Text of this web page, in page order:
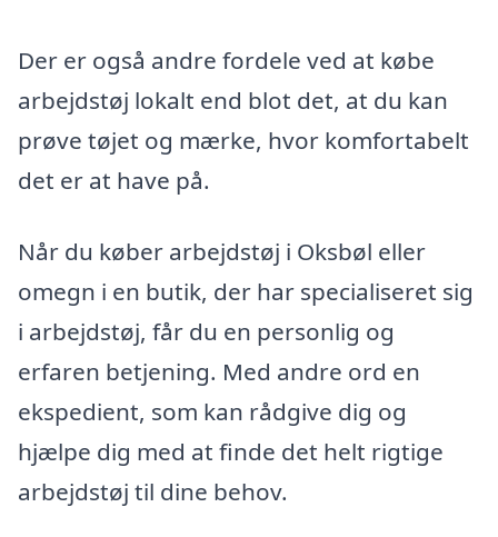
Der er også andre fordele ved at købe
arbejdstøj lokalt end blot det, at du kan
prøve tøjet og mærke, hvor komfortabelt
det er at have på.
Når du køber arbejdstøj i Oksbøl eller
omegn i en butik, der har specialiseret sig
i arbejdstøj, får du en personlig og
erfaren betjening. Med andre ord en
ekspedient, som kan rådgive dig og
hjælpe dig med at finde det helt rigtige
arbejdstøj til dine behov.